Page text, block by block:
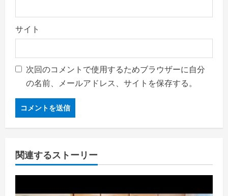
サイト
次回のコメントで使用するためブラウザーに自分
の名前、メールアドレス、サイトを保存する。
関連するストーリー